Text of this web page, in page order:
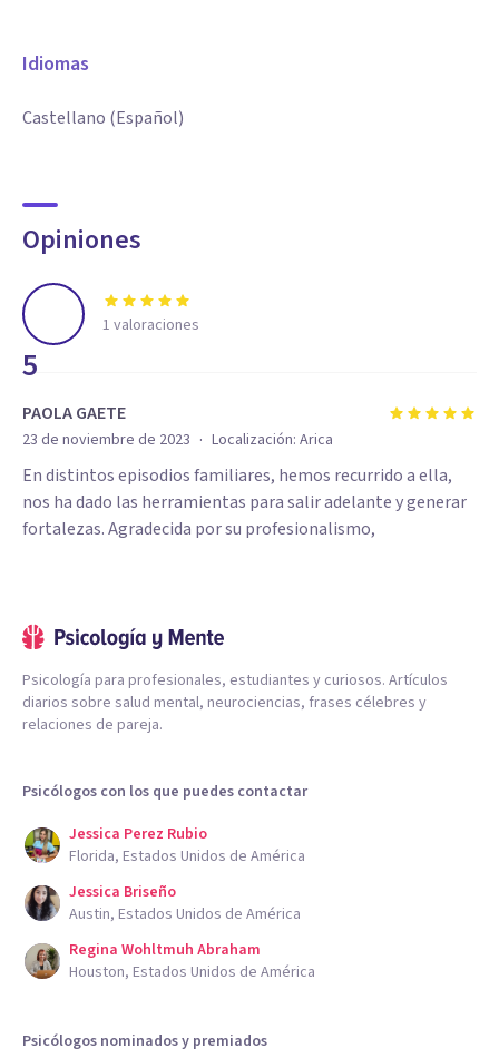
Idiomas
Castellano (Español)
Opiniones
5
1 valoraciones
PAOLA GAETE
23 de noviembre de 2023 · Localización: Arica
En distintos episodios familiares, hemos recurrido a ella,
nos ha dado las herramientas para salir adelante y generar
fortalezas. Agradecida por su profesionalismo,
Psicología para profesionales, estudiantes y curiosos. Artículos
diarios sobre salud mental, neurociencias, frases célebres y
relaciones de pareja.
Psicólogos con los que puedes contactar
Jessica Perez Rubio
Florida, Estados Unidos de América
Jessica Briseño
Austin, Estados Unidos de América
Regina Wohltmuh Abraham
Houston, Estados Unidos de América
Psicólogos nominados y premiados